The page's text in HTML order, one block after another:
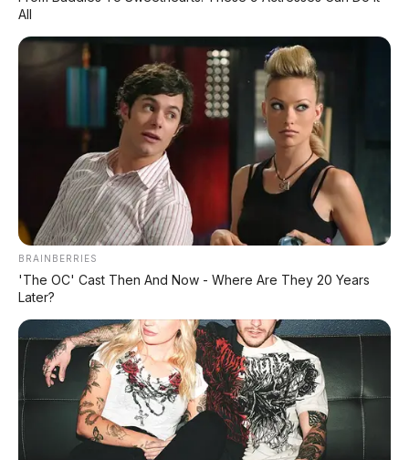
All
BRAINBERRIES
'The OC' Cast Then And Now - Where Are They 20 Years
Later?